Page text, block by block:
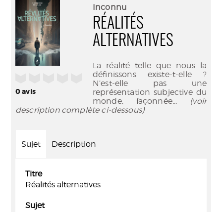
0avis
Inconnu
RÉALITÉS
ALTERNATIVES
La réalité telle que nous la
définissons existe-t-elle ?
N’est-elle pas une
représentation subjective du
monde, façonnée... (voir
description complète ci-dessous)
Sujet Description
Titre
Réalités alternatives
Sujet